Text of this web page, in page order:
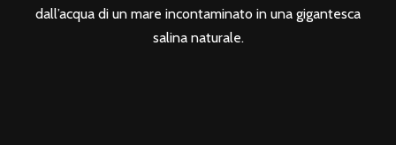
dall’acqua di un mare incontaminato in una gigantesca
salina naturale.